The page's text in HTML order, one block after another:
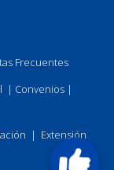
Frecuentes
| Convenios|
| Extensión